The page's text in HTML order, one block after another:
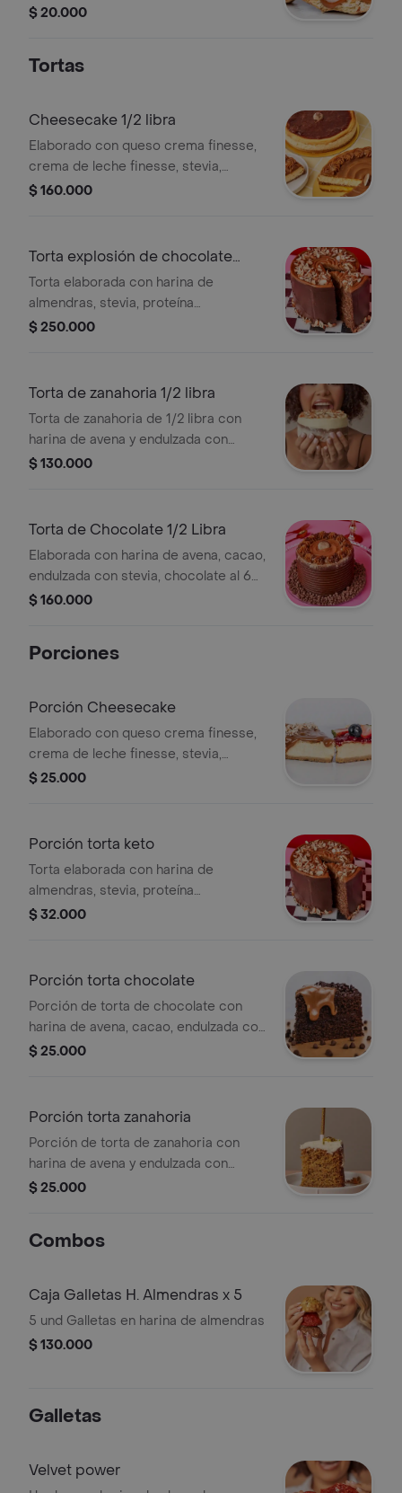
mantequilla clarificada, huevos y
$ 20.000
Tortas
Cheesecake 1/2 libra
Elaborado con queso crema finesse,
crema de leche finesse, stevia,
huevos, galleta de harina de arroz
$ 160.000
Torta explosión de chocolate
keto
Torta elaborada con harina de
almendras, stevia, proteína
adicionada, huevos, mantequilla
$ 250.000
Torta de zanahoria 1/2 libra
Torta de zanahoria de 1/2 libra con
harina de avena y endulzada con
stevia.
$ 130.000
Torta de Chocolate 1/2 Libra
Elaborada con harina de avena, cacao,
endulzada con stevia, chocolate al 60
y arequipe sin azúcar
$ 160.000
Porciones
Porción Cheesecake
Elaborado con queso crema finesse,
crema de leche finesse, stevia,
huevos, galleta de harina de arroz
$ 25.000
Porción torta keto
Torta elaborada con harina de
almendras, stevia, proteína
adicionada, huevos, mantequilla
$ 32.000
Porción torta chocolate
Porción de torta de chocolate con
harina de avena, cacao, endulzada con
stevia, chocolate al 60% y arequipe
$ 25.000
Porción torta zanahoria
Porción de torta de zanahoria con
harina de avena y endulzada con
stevia. Cubierta con glaseado.
$ 25.000
Combos
Caja Galletas H. Almendras x 5
5 und Galletas en harina de almendras
$ 130.000
Galletas
Velvet power